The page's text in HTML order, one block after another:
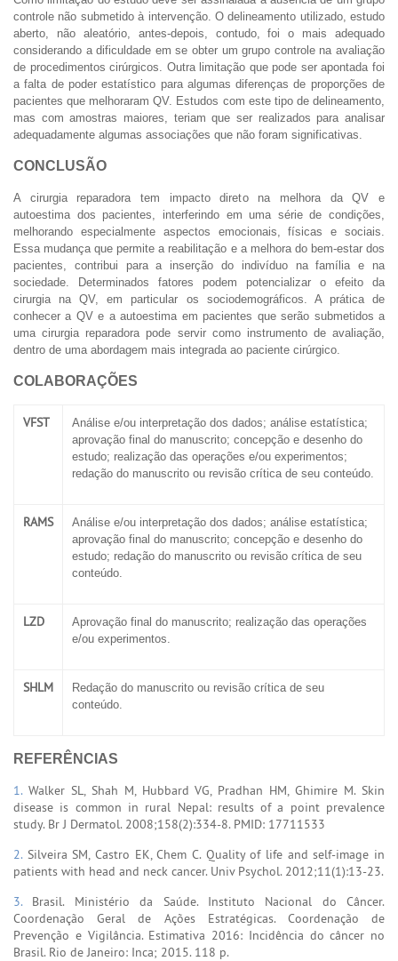
controle não submetido à intervenção. O delineamento utilizado, estudo
aberto, não aleatório, antes-depois, contudo, foi o mais adequado
considerando a dificuldade em se obter um grupo controle na avaliação
de procedimentos cirúrgicos. Outra limitação que pode ser apontada foi
a falta de poder estatístico para algumas diferenças de proporções de
pacientes que melhoraram QV. Estudos com este tipo de delineamento,
mas com amostras maiores, teriam que ser realizados para analisar
adequadamente algumas associações que não foram significativas.
CONCLUSÃO
A cirurgia reparadora tem impacto direto na melhora da QV e
autoestima dos pacientes, interferindo em uma série de condições,
melhorando especialmente aspectos emocionais, físicas e sociais.
Essa mudança que permite a reabilitação e a melhora do bem-estar dos
pacientes, contribui para a inserção do indivíduo na família e na
sociedade. Determinados fatores podem potencializar o efeito da
cirurgia na QV, em particular os sociodemográficos. A prática de
conhecer a QV e a autoestima em pacientes que serão submetidos a
uma cirurgia reparadora pode servir como instrumento de avaliação,
dentro de uma abordagem mais integrada ao paciente cirúrgico.
COLABORAÇÕES
VFST
Análise e/ou interpretação dos dados; análise estatística;
aprovação final do manuscrito; concepção e desenho do
estudo; realização das operações e/ou experimentos;
redação do manuscrito ou revisão crítica de seu conteúdo.
RAMS
Análise e/ou interpretação dos dados; análise estatística;
aprovação final do manuscrito; concepção e desenho do
estudo; redação do manuscrito ou revisão crítica de seu
conteúdo.
LZD
Aprovação final do manuscrito; realização das operações
e/ou experimentos.
SHLM
Redação do manuscrito ou revisão crítica de seu
conteúdo.
REFERÊNCIAS
1. Walker SL, Shah M, Hubbard VG, Pradhan HM, Ghimire M. Skin
disease is common in rural Nepal: results of a point prevalence
study. Br J Dermatol. 2008;158(2):334-8. PMID: 17711533
2. Silveira SM, Castro EK, Chem C. Quality of life and self-image in
patients with head and neck cancer. Univ Psychol. 2012;11(1):13-23.
3. Brasil. Ministério da Saúde. Instituto Nacional do Câncer.
Coordenação Geral de Ações Estratégicas. Coordenação de
Prevenção e Vigilância. Estimativa 2016: Incidência do câncer no
Brasil. Rio de Janeiro: Inca; 2015. 118 p.